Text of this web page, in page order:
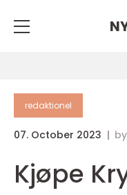
redaktionel
07. October 2023 by
Kjøpe